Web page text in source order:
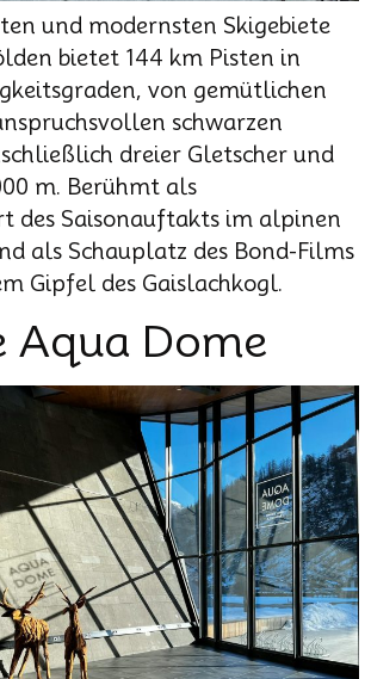
und modernsten Skigebiete
bietet 144 km Pisten in
von gemütlichen
schwarzen
dreier Gletscher und
m. Berühmt als
des Saisonauftakts im alpinen
als Schauplatz des Bond-Films
Gipfel des Gaislachkogl.
Aqua Dome